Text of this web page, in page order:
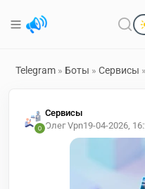
Telegram » Боты » Сервисы
Сервисы
Олег Vpn19-04-2026,